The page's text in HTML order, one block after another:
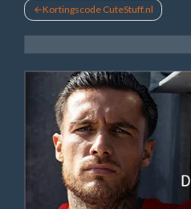
Bericht
navigatie
Kortingscode CuteStuff.nl